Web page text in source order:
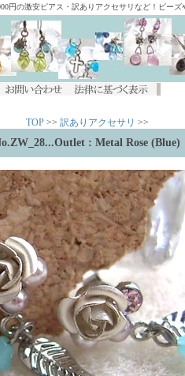
円の激安ピアス・訳ありアクセサリなど！ビーズ
TOP >> 訳ありアクセサリ >>
...Outlet : Metal Rose (Blue)